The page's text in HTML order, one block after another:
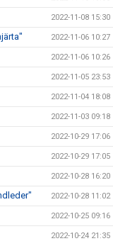
2022-11-08 15:30
2022-11-06 10:27
2022-11-06 10:26
2022-11-05 23:53
2022-11-04 18:08
2022-11-03 09:18
2022-10-29 17:06
2022-10-29 17:05
2022-10-28 16:20
2022-10-28 11:02
2022-10-25 09:16
2022-10-24 21:35